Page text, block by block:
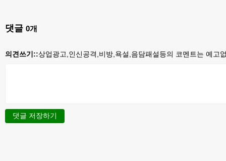
댓글 0개
의견쓰기::상업광고,인신공격,비방,욕설,음담패설등의 코멘트는 예고
댓글 저장하기